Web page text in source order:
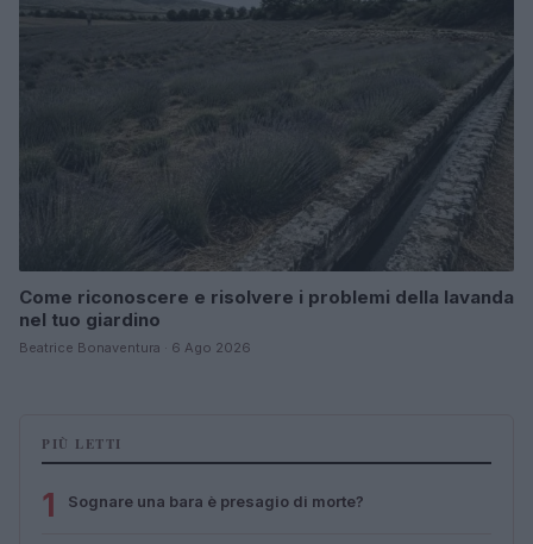
Come riconoscere e risolvere i problemi della lavanda
nel tuo giardino
Beatrice Bonaventura · 6 Ago 2026
PIÙ LETTI
1 Sognare una bara è presagio di morte?